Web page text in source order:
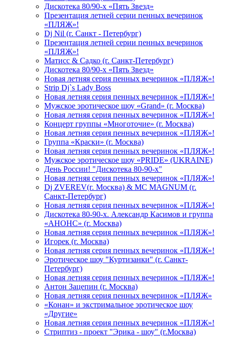
Дискотека 80/90-х «Пять Звезд»
Презентация летней серии пенных вечеринок
«ПЛЯЖ»!
Dj Nil (г. Санкт - Петербург)
Презентация летней серии пенных вечеринок
«ПЛЯЖ»!
Матисс & Садко (г. Санкт-Петербург)
Дискотека 80/90-х «Пять Звезд»
Новая летняя серия пенных вечеринок «ПЛЯЖ»!
Strip Dj`s Lady Boss
Новая летняя серия пенных вечеринок «ПЛЯЖ»!
Мужское эротическое шоу «Grand» (г. Москва)
Новая летняя серия пенных вечеринок «ПЛЯЖ»!
Концерт группы «Многоточие» (г. Москва)
Новая летняя серия пенных вечеринок «ПЛЯЖ»!
Группа «Краски» (г. Москва)
Новая летняя серия пенных вечеринок «ПЛЯЖ»!
Мужское эротическое шоу «PRIDE» (UKRAINE)
День России! "Дискотека 80-90-х"
Новая летняя серия пенных вечеринок «ПЛЯЖ»!
Dj ZVEREV(г. Москва) & MC MAGNUM (г.
Санкт-Петербург)
Новая летняя серия пенных вечеринок «ПЛЯЖ»!
Дискотека 80-90-х. Александр Касимов и группа
«АНОНС» (г. Москва)
Новая летняя серия пенных вечеринок «ПЛЯЖ»!
Игорек (г. Москва)
Новая летняя серия пенных вечеринок «ПЛЯЖ»!
Эротическое шоу "Куртизанки" (г. Санкт-
Петербург)
Новая летняя серия пенных вечеринок «ПЛЯЖ»!
Антон Зацепин (г. Москва)
Новая летняя серия пенных вечеринок «ПЛЯЖ»
«Конан» и экстримальное эротическое шоу
«Другие»
Новая летняя серия пенных вечеринок «ПЛЯЖ»!
Стриптиз - проект "Эрика - шоу" (г.Москва)